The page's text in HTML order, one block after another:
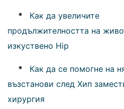
*
Как да увеличите
продължителността на
изкуствено Hip
*
Как да се помогне на
възстанови след Хип
хирургия